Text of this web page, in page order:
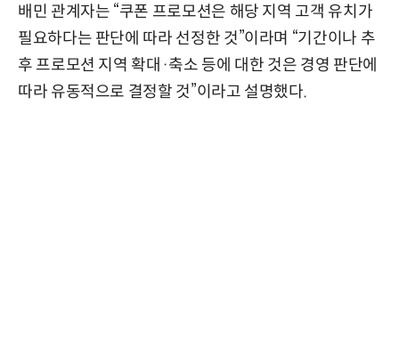
배민 관계자는 “쿠폰 프로모션은 해당 지역 고객 유치가
필요하다는 판단에 따라 선정한 것”이라며 “기간이나 추
후 프로모션 지역 확대·축소 등에 대한 것은 경영 판단에
따라 유동적으로 결정할 것”이라고 설명했다.